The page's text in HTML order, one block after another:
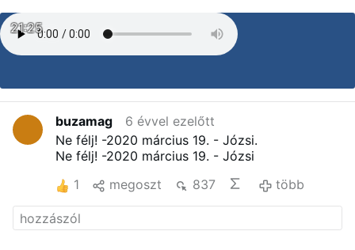
21:25
buzamag
6 évvel ezelőtt
Ne félj! -2020 március 19. - Józsi.
Ne félj! -2020 március 19. - Józsi
1
megoszt 837 több